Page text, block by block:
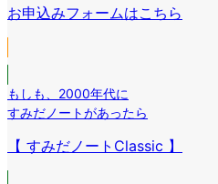
ク
ン
ク
お申込みフォームはこちら
もしも
2000年代に
すみだノートがあったら
【 すみだノートClassic 】